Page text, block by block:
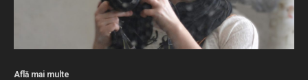
Află mai multe